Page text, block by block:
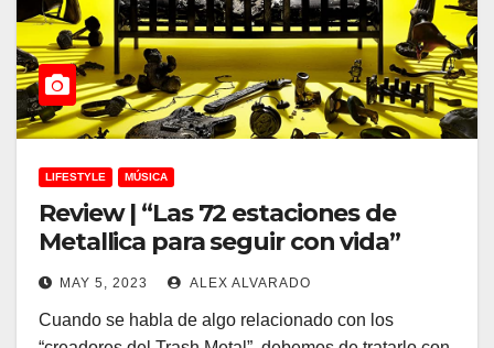
LIFESTYLE MÚSICA
Review | “Las 72 estaciones de
Metallica para seguir con vida”
MAY 5, 2023 ALEX ALVARADO
Cuando se habla de algo relacionado con los